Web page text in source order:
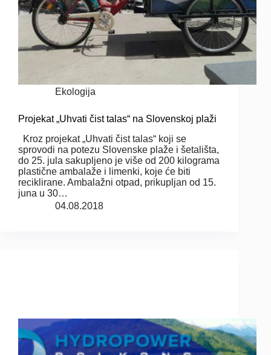
Ekologija
Projekat „Uhvati čist talas“ na Slovenskoj plaži
Kroz projekat „Uhvati čist talas“ koji se
sprovodi na potezu Slovenske plaže i šetališta,
do 25. jula sakupljeno je više od 200 kilograma
plastične ambalaže i limenki, koje će biti
reciklirane. Ambalažni otpad, prikupljan od 15.
juna u 30…
04.08.2018